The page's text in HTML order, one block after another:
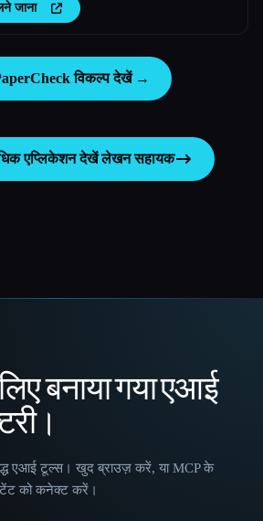
जाना
विकल्प देखें →
एप्लिकेशन देखेंलेखन सहायक
बनाया गया एआई
एआई टूल्स। खुद ब्राउज़ करें, या MCP के
को कनेक्ट करें।